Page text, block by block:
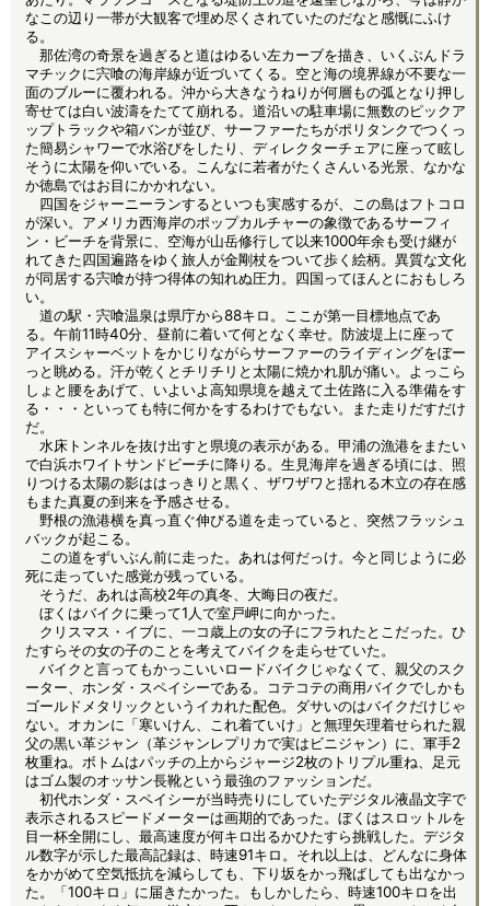
なこの辺り一帯が大観客で埋め尽くされていたのだなと感慨にふけ
る。
那佐湾の奇景を過ぎると道はゆるい左カーブを描き、いくぶんドラ
マチックに宍喰の海岸線が近づいてくる。空と海の境界線が不要な一
面のブルーに覆われる。沖から大きなうねりが何層もの弧となり押し
寄せては白い波濤をたてて崩れる。道沿いの駐車場に無数のピックア
ップトラックや箱バンが並び、サーファーたちがポリタンクでつくっ
た簡易シャワーで水浴びをしたり、ディレクターチェアに座って眩し
そうに太陽を仰いでいる。こんなに若者がたくさんいる光景、なかな
か徳島ではお目にかかれない。
四国をジャーニーランするといつも実感するが、この島はフトコロ
が深い。アメリカ西海岸のポップカルチャーの象徴であるサーフィ
ン・ビーチを背景に、空海が山岳修行して以来1000年余も受け継が
れてきた四国遍路をゆく旅人が金剛杖をついて歩く絵柄。異質な文化
が同居する宍喰が持つ得体の知れぬ圧力。四国ってほんとにおもしろ
い。
道の駅・宍喰温泉は県庁から88キロ。ここが第一目標地点であ
る。午前11時40分、昼前に着いて何となく幸せ。防波堤上に座って
アイスシャーベットをかじりながらサーファーのライディングをぼー
っと眺める。汗が乾くとチリチリと太陽に焼かれ肌が痛い。よっこら
しょと腰をあげて、いよいよ高知県境を越えて土佐路に入る準備をす
る・・・といっても特に何かをするわけでもない。また走りだすだけ
だ。
水床トンネルを抜け出すと県境の表示がある。甲浦の漁港をまたい
で白浜ホワイトサンドビーチに降りる。生見海岸を過ぎる頃には、照
りつける太陽の影ははっきりと黒く、ザワザワと揺れる木立の存在感
もまた真夏の到来を予感させる。
野根の漁港横を真っ直ぐ伸びる道を走っていると、突然フラッシュ
バックが起こる。
この道をずいぶん前に走った。あれは何だっけ。今と同じように必
死に走っていた感覚が残っている。
そうだ、あれは高校2年の真冬、大晦日の夜だ。
ぼくはバイクに乗って1人で室戸岬に向かった。
クリスマス・イブに、一コ歳上の女の子にフラれたとこだった。ひ
たすらその女の子のことを考えてバイクを走らせていた。
バイクと言ってもかっこいいロードバイクじゃなくて、親父のスク
ーター、ホンダ・スペイシーである。コテコテの商用バイクでしかも
ゴールドメタリックというイカれた配色。ダサいのはバイクだけじゃ
ない。オカンに「寒いけん、これ着ていけ」と無理矢理着せられた親
父の黒い革ジャン（革ジャンレプリカで実はビニジャン）に、軍手2
枚重ね。ボトムはパッチの上からジャージ2枚のトリプル重ね、足元
はゴム製のオッサン長靴という最強のファッションだ。
初代ホンダ・スペイシーが当時売りにしていたデジタル液晶文字で
表示されるスピードメーターは画期的であった。ぼくはスロットルを
目一杯全開にし、最高速度が何キロ出るかひたすら挑戦した。デジタ
ル数字が示した最高記録は、時速91キロ。それ以上は、どんなに身体
をかがめて空気抵抗を減らしても、下り坂をかっ飛ばしても出なかっ
た。「100キロ」に届きたかった。もしかしたら、時速100キロを出